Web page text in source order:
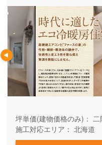
坪単価(建物価格のみ)：
施工対応エリア： 北海道